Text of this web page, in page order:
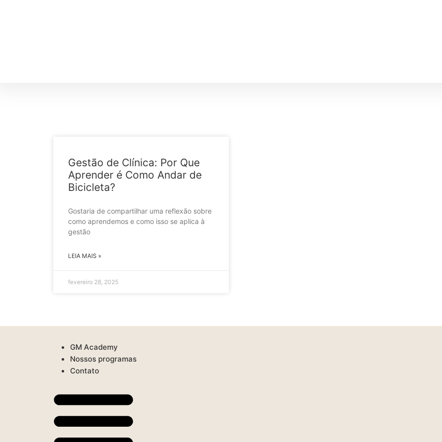
Gestão de Clínica: Por Que
Aprender é Como Andar de
Bicicleta?
Gostaria de compartilhar uma reflexão sobre
como aprendemos e como isso se aplica à
gestão
LEIA MAIS »
fevereiro 28, 2025
GM Academy
Nossos programas
Contato